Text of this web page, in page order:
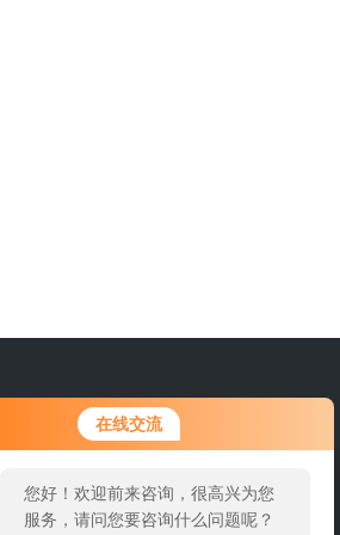
在线交流
您好！欢迎前来咨询，很高兴为您
服务，请问您要咨询什么问题呢？